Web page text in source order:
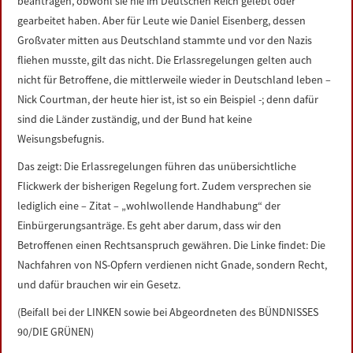
gearbeitet haben. Aber für Leute wie Daniel Eisenberg, dessen
Großvater mitten aus Deutschland stammte und vor den Nazis
fliehen musste, gilt das nicht. Die Erlassregelungen gelten auch
nicht für Betroffene, die mittlerweile wieder in Deutschland leben –
Nick Courtman, der heute hier ist, ist so ein Beispiel -; denn dafür
sind die Länder zuständig, und der Bund hat keine
Weisungsbefugnis.
Das zeigt: Die Erlassregelungen führen das unübersichtliche
Flickwerk der bisherigen Regelung fort. Zudem versprechen sie
lediglich eine – Zitat – „wohlwollende Handhabung“ der
Einbürgerungsanträge. Es geht aber darum, dass wir den
Betroffenen einen Rechtsanspruch gewähren. Die Linke findet: Die
Nachfahren von NS-Opfern verdienen nicht Gnade, sondern Recht,
und dafür brauchen wir ein Gesetz.
(Beifall bei der LINKEN sowie bei Abgeordneten des BÜNDNISSES
90/DIE GRÜNEN)